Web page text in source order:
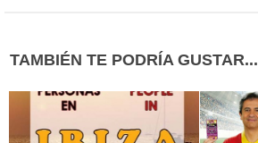
TAMBIÉN TE PODRÍA GUSTAR...